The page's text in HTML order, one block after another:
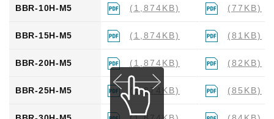
BBD-45H-M6 (1,874KB) (100KB)
BBR-10H-M5 (1,874KB) (77KB)
BBR-15H-M5 (1,874KB) (81KB)
BBR-20H-M5 (1,874KB) (82KB)
BBR-25H-M5 (1,874KB) (85KB)